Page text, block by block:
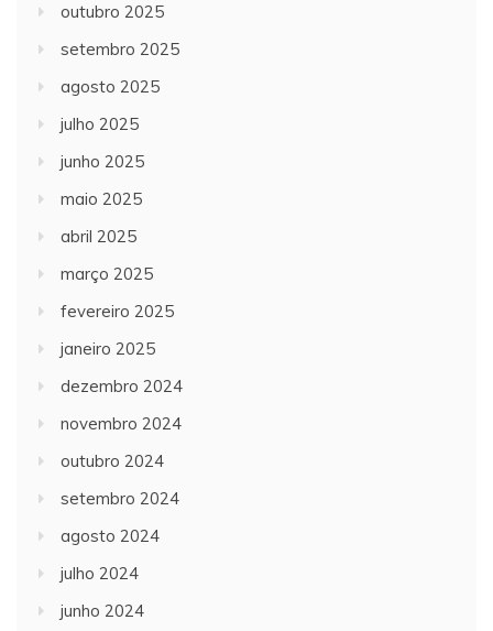
outubro 2025
setembro 2025
agosto 2025
julho 2025
junho 2025
maio 2025
abril 2025
março 2025
fevereiro 2025
janeiro 2025
dezembro 2024
novembro 2024
outubro 2024
setembro 2024
agosto 2024
julho 2024
junho 2024